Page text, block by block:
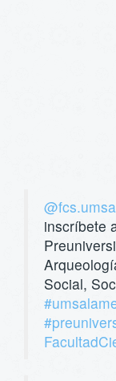
inscríbete
Social,